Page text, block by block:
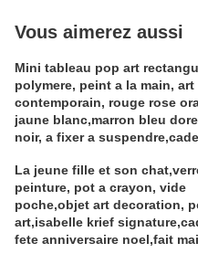
Vous aimerez aussi
Mini tableau pop art
polymere, peint a la main,
contemporain, rouge rose
jaune blanc,marron bleu
noir, a fixer a
La jeune fille et son
peinture, pot a crayon, vide
poche,objet art decoration,
art,isabelle krief
fete anniversaire noel,fait